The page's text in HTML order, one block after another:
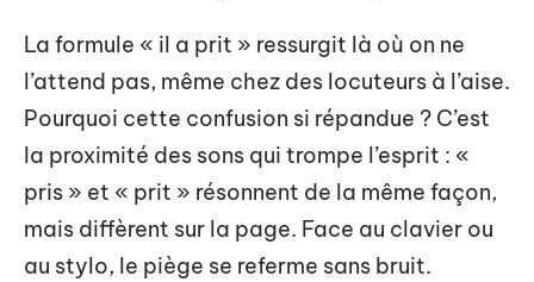
La formule « il a prit » ressurgit là où on ne
l’attend pas, même chez des locuteurs à l’aise.
Pourquoi cette confusion si répandue ? C’est
la proximité des sons qui trompe l’esprit : «
pris » et « prit » résonnent de la même façon,
mais diffèrent sur la page. Face au clavier ou
au stylo, le piège se referme sans bruit.